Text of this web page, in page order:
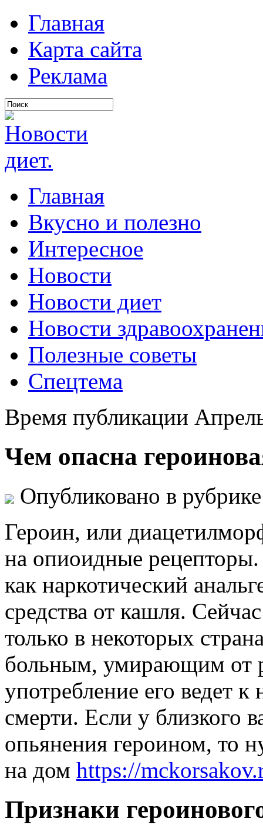
Главная
Карта сайта
Реклама
Главная
Вкусно и полезно
Интересное
Новости
Новости диет
Новости
Полезные советы
Спецтема
Время публикации
Чем опасна
Опубликовано в
Героин, или
на опиоидные
как наркотический
средства от кашля.
только в некоторых
больным, умирающим от
употребление его ведет
смерти. Если у близкого
опьянения героином, то
на дом https://
Признаки